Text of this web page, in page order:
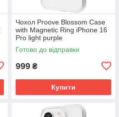
Чохол Proove Blossom Case
with Magnetic Ring iPhone 16
Pro light purple
(PCBLIP16P007)
Готово до відправки
999 ₴
Купити